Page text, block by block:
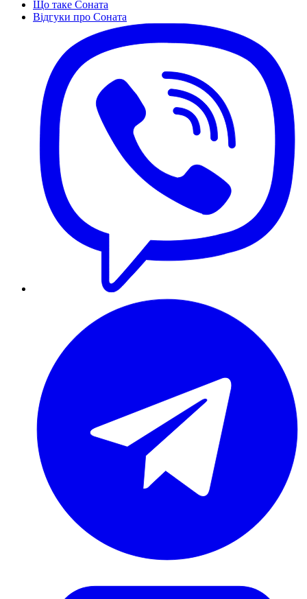
Що таке Соната
Відгуки про Соната